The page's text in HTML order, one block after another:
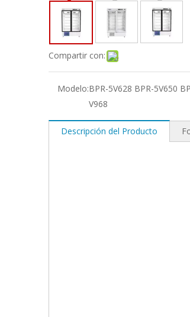
Compartir con:
Modelo:BPR-5V628 BPR-5V650
V968
Descripción del Producto